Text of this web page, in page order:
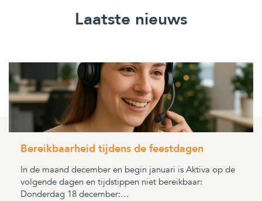
Laatste nieuws
Bereikbaarheid tijdens de feestdagen
In de maand december en begin januari is Aktiva op de
volgende dagen en tijdstippen niet bereikbaar:
Donderdag 18 december:…